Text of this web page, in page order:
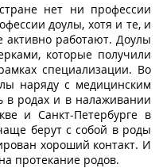
нет ни профессии
доулы, хотя и те, и
активно работают. Доулы
которые получили
специализации. Во
наряду с медицинским
в родах и в налаживании
и Санкт-Петербурге в
берут с собой в роды
хороший контакт. И
протекание родов.